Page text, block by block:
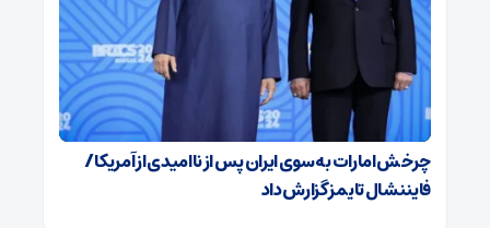
چرخش امارات به سوی ایران پس از ناامیدی از آمریکا /
فایننشال تایمز گزارش داد